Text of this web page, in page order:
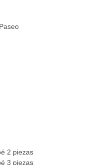
2 piezas
3 piezas